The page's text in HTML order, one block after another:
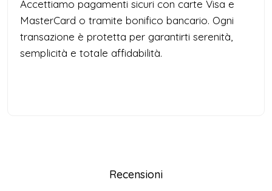
Accettiamo pagamenti sicuri con carte Visa e
MasterCard o tramite bonifico bancario. Ogni
transazione è protetta per garantirti serenità,
semplicità e totale affidabilità.
Recensioni